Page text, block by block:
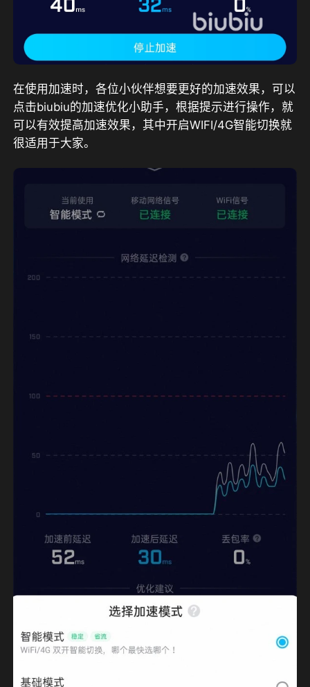
在使用加速时，各位小伙伴想要更好的加速效果，可以
点击biubiu的加速优化小助手，根据提示进行操作，就
可以有效提高加速效果，其中开启WIFI/4G智能切换就
很适用于大家。